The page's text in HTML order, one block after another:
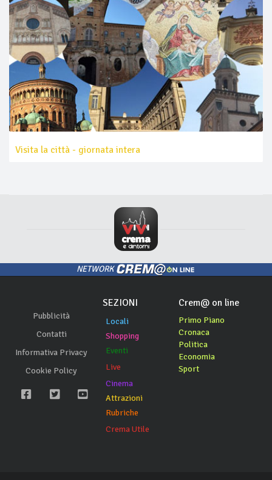
Visita la città - giornata intera
NETWORK
Pubblicità
Contatti
Informativa Privacy
Cookie Policy
SEZIONI
Locali
Shopping
Eventi
Live
Cinema
Attrazioni
Rubriche
Crema Utile
Crem@ on line
Primo Piano
Cronaca
Politica
Economia
Sport